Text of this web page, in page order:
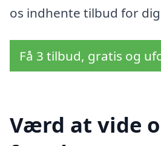
os indhente tilbud for
Få 3 tilbud, gratis og
Værd at vide